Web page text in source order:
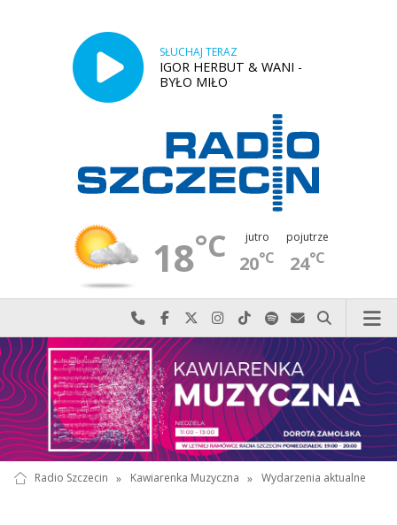
SŁUCHAJ TERAZ
IGOR HERBUT & WANI -
BYŁO MIŁO
18°C jutro
20°C
pojutrze
24°C
Najlepiej po prostu do nas zadzwoń
Odwiedź nas na Facebook-u
Odwiedź nas na X
Odwiedź nas na Instagram-ie
Odwiedź nas na TikTok-u
Szukaj nas na Spotify
Wyślij do nas
Szukaj
Radio Szczecin » Kawiarenka Muzyczna » Wydarzenia aktualne